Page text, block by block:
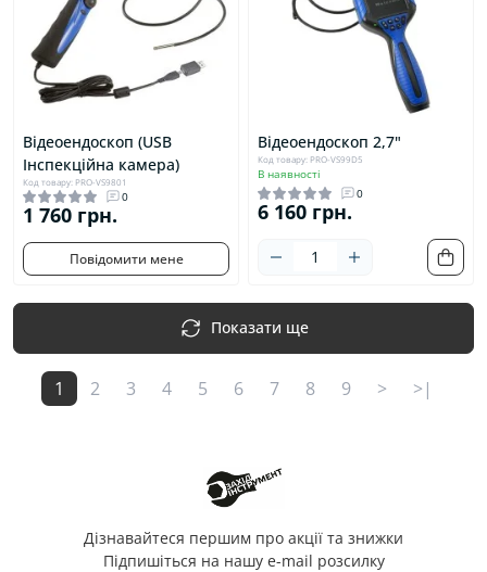
Відеоендоскоп (USB
Інспекційна камера)
Код товару: PRO-VS9801
0
1 760 грн.
Повідомити мене
Відеоендоскоп 2,7"
Код товару: PRO-VS99D5
В наявності
0
6 160 грн.
Показати ще
1 2 3 4 5 6 7 8 9 > >|
Дізнавайтеся першим про акції та знижки
Підпишіться на нашу e-mail розсилку